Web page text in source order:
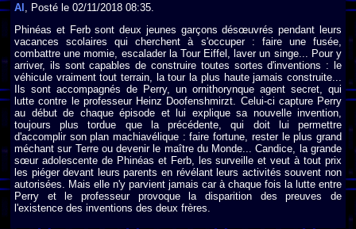
Al , Posté le 02/11/2018 08:35.
Phinéas et Ferb sont deux jeunes garçons désœuvrés pendant leurs
vacances scolaires qui cherchent à s'occuper : faire une fusée,
combattre une momie, escalader la Tour Eiffel, laver un singe... Pour y
arriver, ils sont capables de construire toutes sortes d'inventions : le
véhicule vraiment tout terrain, la tour la plus haute jamais construite...
Ils sont accompagnés de Perry, un ornithorynque agent secret, qui
lutte contre le professeur Heinz Doofenshmirzt. Celui-ci capture Perry
au début de chaque épisode et lui explique sa nouvelle invention,
toujours plus tordue que la précédente, qui doit lui permettre
d'accomplir son plan machiavélique : faire fortune, rester le plus grand
méchant sur Terre ou devenir le maître du Monde... Candice, la grande
sœur adolescente de Phinéas et Ferb, les surveille et veut à tout prix
les piéger devant leurs parents en révélant leurs activités souvent non
autorisées. Mais elle n'y parvient jamais car à chaque fois la lutte entre
Perry et le professeur provoque la disparition des preuves de
l'existence des inventions des deux frères.